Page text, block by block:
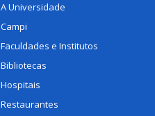
A Universidade
Campi
Faculdades e Institutos
Bibliotecas
Hospitais
Restaurantes